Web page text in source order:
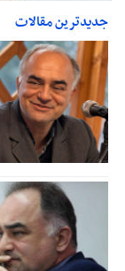
حمایت از
وارد شود
دفتر رهبر
جدیدترین مقالات